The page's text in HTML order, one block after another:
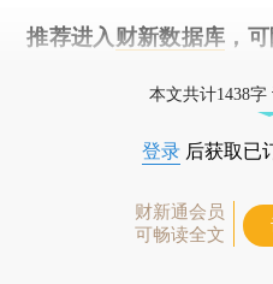
推荐进入 财新数据库 ，
本文共计1438
登录 后获取已
财新通会员
可畅读全文